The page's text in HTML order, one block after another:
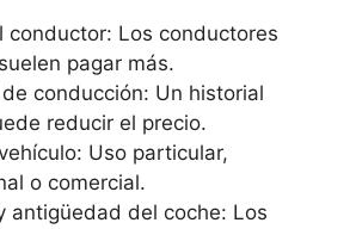
conductor: Los conductores
pagar más.
conducción: Un historial
reducir el precio.
Uso particular,
o comercial.
antigüedad del coche: Los